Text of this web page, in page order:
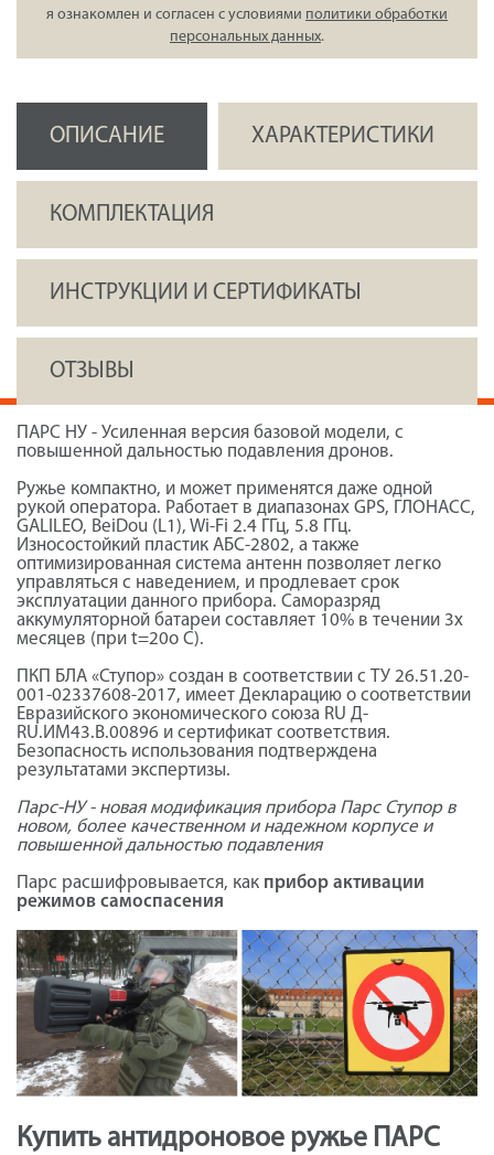
я ознакомлен и согласен с условиями политики обработки
персональных данных.
ОПИСАНИЕ ХАРАКТЕРИСТИКИ
КОМПЛЕКТАЦИЯ
ИНСТРУКЦИИ И СЕРТИФИКАТЫ
ОТЗЫВЫ
ПАРС НУ - Усиленная версия базовой модели, с
повышенной дальностью подавления дронов.
Ружье компактно, и может применятся даже одной
рукой оператора. Работает в диапазонах GPS, ГЛОНАСС,
GALILEO, BeiDou (L1), Wi-Fi 2.4 ГГц, 5.8 ГГц.
Износостойкий пластик АБС-2802, а также
оптимизированная система антенн позволяет легко
управляться с наведением, и продлевает срок
эксплуатации данного прибора. Саморазряд
аккумуляторной батареи составляет 10% в течении 3х
месяцев (при t=20о С).
ПКП БЛА «Ступор» создан в соответствии с ТУ 26.51.20-
001-02337608-2017, имеет Декларацию о соответствии
Евразийского экономического союза RU Д-
RU.ИМ43.В.00896 и сертификат соответствия.
Безопасность использования подтверждена
результатами экспертизы.
Парс-НУ - новая модификация прибора Парс Ступор в
новом, более качественном и надежном корпусе и
повышенной дальностью подавления
Парс расшифровывается, как прибор активации
режимов самоспасения
Купить антидроновое ружье ПАРС